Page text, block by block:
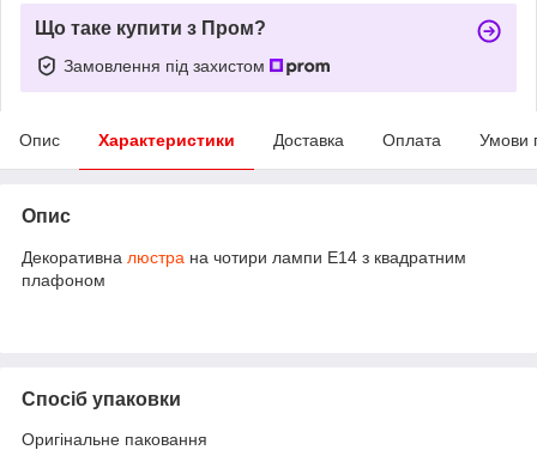
Що таке купити з Пром?
Замовлення під захистом
Опис Характеристики Доставка Оплата Умови
Опис
Декоративна люстра на чотири лампи Е14 з квадратним
плафоном
Спосіб упаковки
Оригінальне паковання